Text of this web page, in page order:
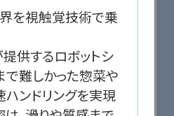
を視触覚技術で乗
供するロボットシ
で難しかった惣菜や
ンドリングを実現